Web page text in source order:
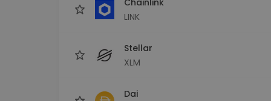
LINK
Stellar
XLM
Dai